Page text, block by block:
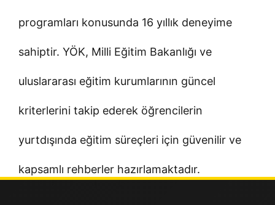
programları konusunda 16 yıllık deneyime
sahiptir. YÖK, Milli Eğitim Bakanlığı ve
uluslararası eğitim kurumlarının güncel
kriterlerini takip ederek öğrencilerin
yurtdışında eğitim süreçleri için güvenilir ve
kapsamlı rehberler hazırlamaktadır.